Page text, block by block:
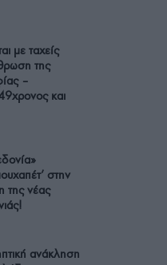
με ταχείς
της
–
και
στην
της νέας
ανάκληση